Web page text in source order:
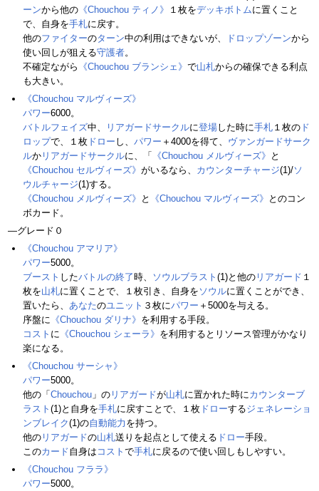
ーンから他の 《Chouchou ティノ》 １枚をデッキボトムに置くこと
で、自身を手札に戻す。
他のファイターのターン中の利用はできないが、 ドロップゾーンから
使い回しが狙える守護者。
不確定ながら 《Chouchou ブランシェ》 で山札からの確保できる利点
も大きい。
《Chouchou マルヴィーズ》
パワー6000。
バトルフェイズ中、 リアガードサークルに登場した時に手札 １枚の ド
ロップで、１枚 ドロー し、 パワー ＋4000を得て、 ヴァンガードサーク
ルか リアガードサークルに、「 《Chouchou メルヴィーズ》 と
《Chouchou セルヴィーズ》 がいるなら、 カウンターチャージ(1)/ソ
ウルチャージ(1)する。
《Chouchou メルヴィーズ》 と 《Chouchou マルヴィーズ》 とのコン
ボカード。
―グレード０
《Chouchou アマリア》
パワー5000。
ブースト したバトルの終了時、 ソウルブラスト (1)と他の リアガード １
枚を山札に置くことで、１枚引き、自身を ソウルに置くことができ、
置いたら、 あなたのユニット ３枚にパワー ＋5000を与える。
序盤に 《Chouchou ダリナ》 を利用する手段。
コスト に 《Chouchou シェーラ》 を利用するとリソース管理がかなり
楽になる。
《Chouchou サーシャ》
パワー5000。
他の「 Chouchou 」の リアガードが山札に置かれた時にカウンターブ
ラスト (1)と自身を手札に戻すことで、１枚 ドローするジェネレーショ
ンブレイク(1)の自動能力 を持つ。
他の リアガードの山札送りを起点として使える ドロー手段。
このカード自身は コスト で手札に戻るので使い回しもしやすい。
《Chouchou フララ》
パワー5000。